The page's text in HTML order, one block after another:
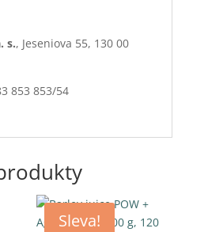
s., Jeseniova 55, 130 00
853 853/54
Sleva!